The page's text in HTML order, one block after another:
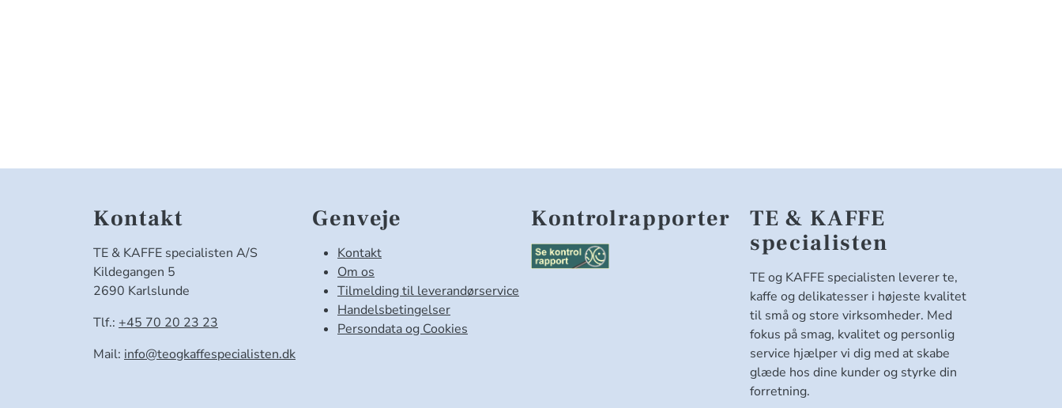
Kontakt
TE & KAFFE specialisten A/S
Kildegangen 5
2690 Karlslunde
Tlf.: +45 70 20 23 23
Mail: info@teogkaffespecialisten.dk
Genveje
Kontakt
Om os
Tilmelding til leverandørservice
Handelsbetingelser
Persondata og Cookies
Kontrolrapporter
TE & KAFFE
specialisten
TE og KAFFE specialisten leverer te,
kaffe og delikatesser i højeste kvalitet
til små og store virksomheder. Med
fokus på smag, kvalitet og personlig
service hjælper vi dig med at skabe
glæde hos dine kunder og styrke din
forretning.